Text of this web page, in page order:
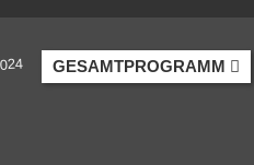
GESAMTPROGRAMM